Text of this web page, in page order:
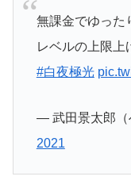
無課金でゆった
レベルの上限上
#白夜極光
— 武田景太郎（
2021